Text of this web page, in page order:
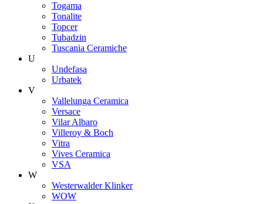
Togama
Tonalite
Topcer
Tubadzin
Tuscania Ceramiche
U
Undefasa
Urbatek
V
Vallelunga Ceramica
Versace
Vilar Albaro
Villeroy & Boch
Vitra
Vives Ceramica
VSA
W
Westerwalder Klinker
WOW